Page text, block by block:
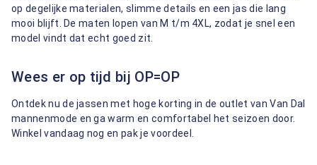
op degelijke materialen, slimme details en een jas die lang
mooi blijft. De maten lopen van M t/m 4XL, zodat je snel een
model vindt dat echt goed zit.
Wees er op tijd bij OP=OP
Ontdek nu de jassen met hoge korting in de outlet van Van Dal
mannenmode en ga warm en comfortabel het seizoen door.
Winkel vandaag nog en pak je voordeel.